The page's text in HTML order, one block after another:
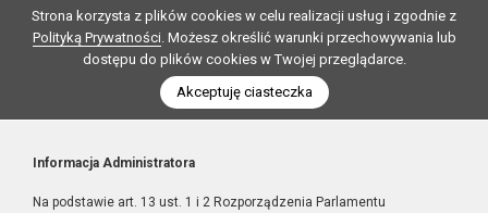
Strona korzysta z plików cookies w celu realizacji usług i zgodnie z
Polityką Prywatności. Możesz określić warunki przechowywania lub
dostępu do plików cookies w Twojej przeglądarce.
Akceptuję ciasteczka
Informacja Administratora
Na podstawie art. 13 ust. 1 i 2 Rozporządzenia Parlamentu